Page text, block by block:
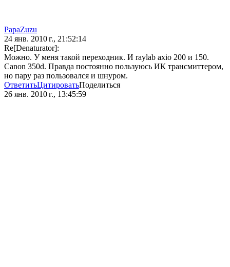
PapaZuzu
24 янв. 2010 г., 21:52:14
Re[Denaturator]:
Можно. У меня такой переходник. И raylab axio 200 и 150.
Canon 350d. Правда постоянно пользуюсь ИК трансмиттером,
но пару раз пользовался и шнуром.
ОтветитьЦитироватьПоделиться
26 янв. 2010 г., 13:45:59